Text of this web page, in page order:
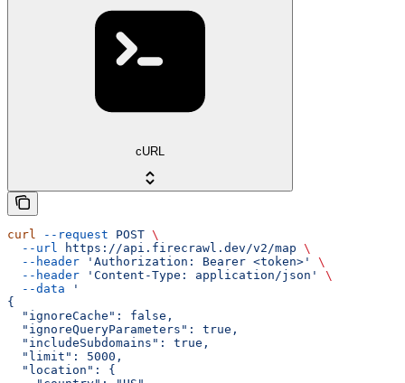
cURL
curl --request POST \
  --url
https://api.firecrawl.dev/v2/map \
  --header
'Authorization: Bearer <token>'
\
  --header
'Content-Type: application/json'
\
  --data
'
{
  "ignoreCache": false,
  "ignoreQueryParameters": true,
  "includeSubdomains": true,
  "limit": 5000,
  "location": {